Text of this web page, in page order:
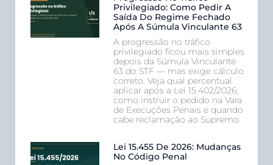
Privilegiado: Como Pedir A
Saída Do Regime Fechado
Após A Súmula Vinculante 63
A progressão no tráfico
privilegiado ficou mais simples
depois da Súmula Vinculante
63 do STF — mas exige cálculo
correto. Veja qual percentual
aplicar após a Lei 15.402/2026,
como instruir o pedido na Vara
de Execuções Penais e quando
cabe reclamação ao Supremo.
Lei 15.455 De 2026: Mudanças
No Código Penal